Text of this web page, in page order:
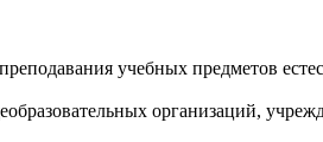
учебных предметов
организаций,